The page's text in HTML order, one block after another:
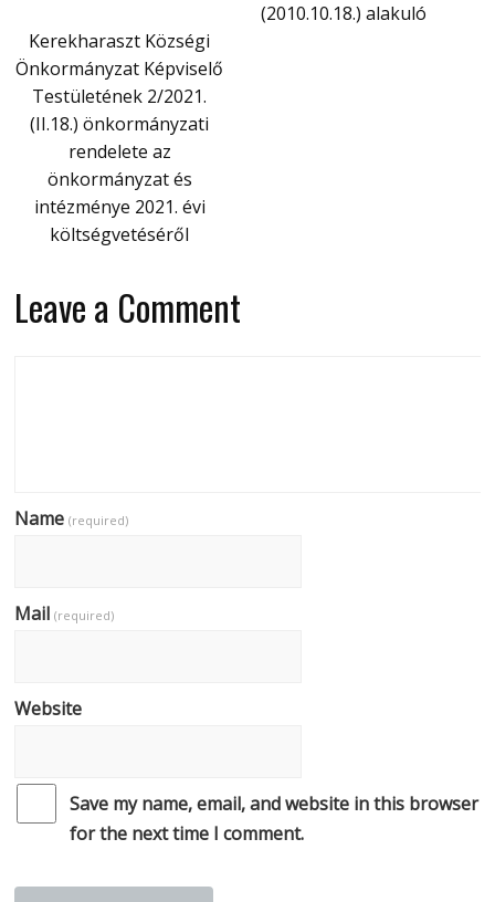
(2010.10.18.) alakuló
Kerekharaszt Községi
Önkormányzat Képviselő
Testületének 2/2021.
(II.18.) önkormányzati
rendelete az
önkormányzat és
intézménye 2021. évi
költségvetéséről
Leave a Comment
Name(required)
Mail(required)
Website
Save my name, email, and website in this browser
for the next time I comment.